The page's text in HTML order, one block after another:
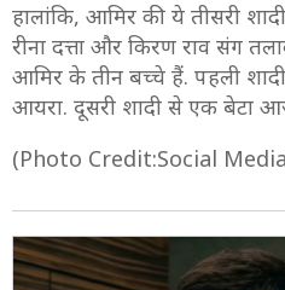
हालांकि, आमिर की ये तीसरी
रीना दत्ता और किरण राव संग
आमिर के तीन बच्चे हैं. पहली
आयरा. दूसरी शादी से एक बेटा
(Photo Credit:Social